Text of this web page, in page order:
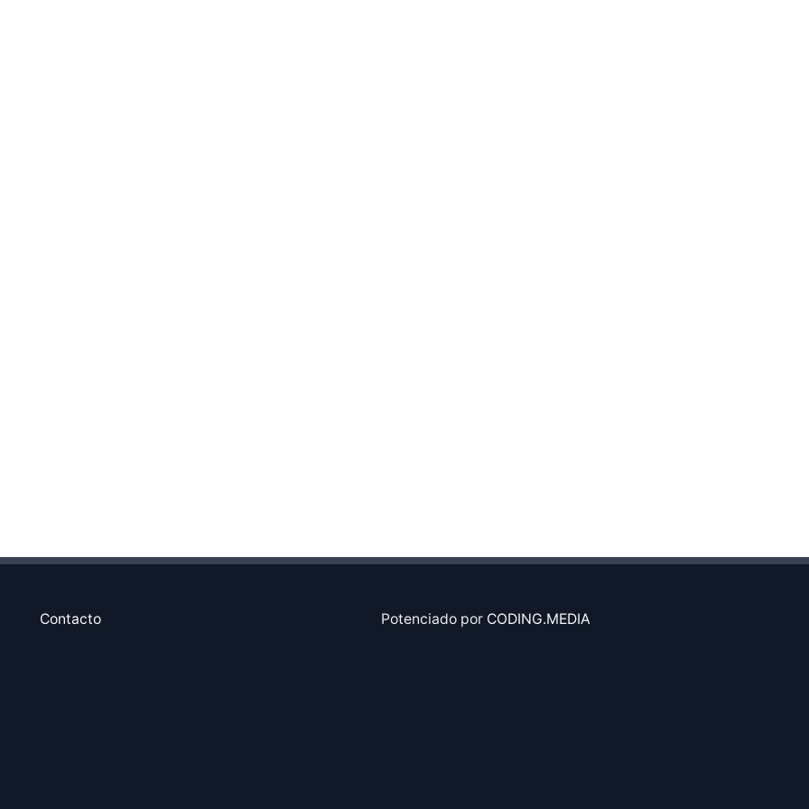
Contacto Potenciado por CODING.MEDIA